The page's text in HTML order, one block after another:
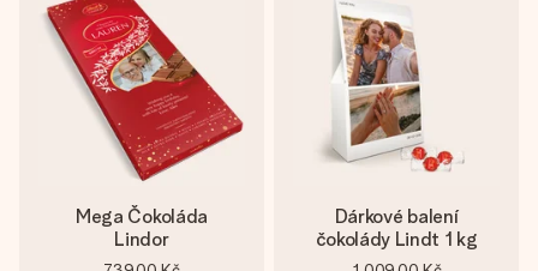
Mega Čokoláda
Lindor
Dárkové balení
čokolády Lindt 1 kg